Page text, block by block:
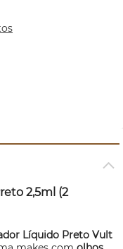
2,5ml (2
Líquido Preto Vult